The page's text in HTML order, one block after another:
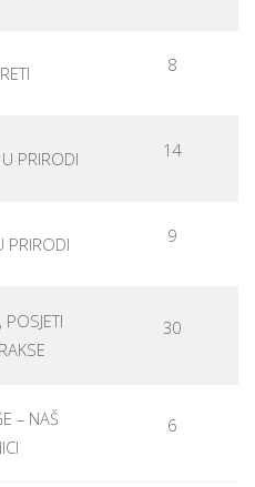
8
PRIRODI 14
PRIRODI 9
30
– NAŠ
6